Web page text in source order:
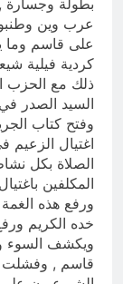
بطولة وجسارة
عرب وين
على قاسم وما
كردية فيلية
ذلك مع الحزب
السيد الصدر
وفتح كتاب
الصلاة بكل
المكلفين
ورفع هذه
خده الكريم
ويكشف السوء
قاسم , وفشلت